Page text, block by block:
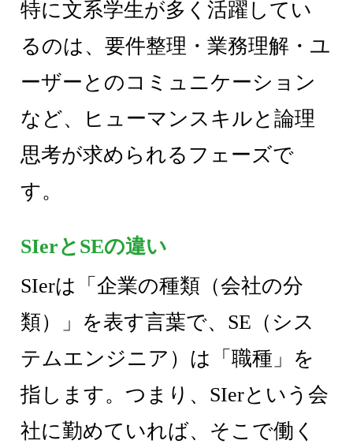
特に文系学生が多く活躍してい
るのは、要件整理・業務理解・ユ
ーザーとのコミュニケーション
など、ヒューマンスキルと論理
思考が求められるフェーズで
す。
SIerとSEの違い
SIerは「企業の種類（会社の分
類）」を表す言葉で、SE（シス
テムエンジニア）は「職種」を
指します。つまり、SIerという会
社に勤めていれば、そこで働く